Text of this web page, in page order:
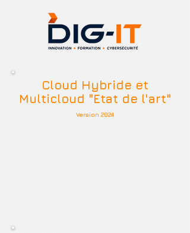
Cloud Hybride et
Multicloud "Etat de l'art"
Version 2024